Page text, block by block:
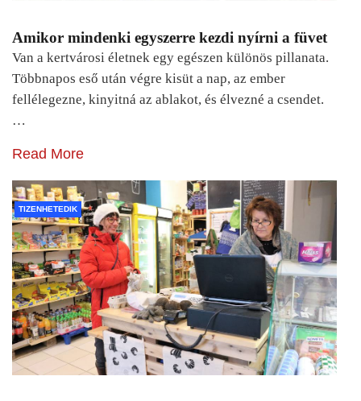
Amikor mindenki egyszerre kezdi nyírni a füvet
Van a kertvárosi életnek egy egészen különös pillanata.
Többnapos eső után végre kisüt a nap, az ember
fellélegezne, kinyitná az ablakot, és élvezné a csendet.
…
Read More
TIZENHETEDIK